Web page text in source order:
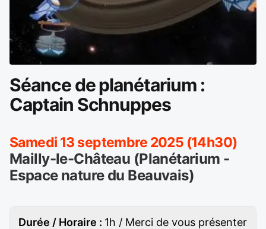
Séance de planétarium :
Captain Schnuppes
Samedi 13 septembre 2025 (14h30)
Mailly-le-Château (Planétarium -
Espace nature du Beauvais)
Durée / Horaire : 1h / Merci de vous présenter